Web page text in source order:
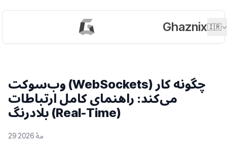
Ghaznix🇮🇷
وب‌سوکت (WebSockets) چگونه کار
می‌کند: راهنمای کامل ارتباطات
بلادرنگ (Real-Time)
29 مهٔ 2026